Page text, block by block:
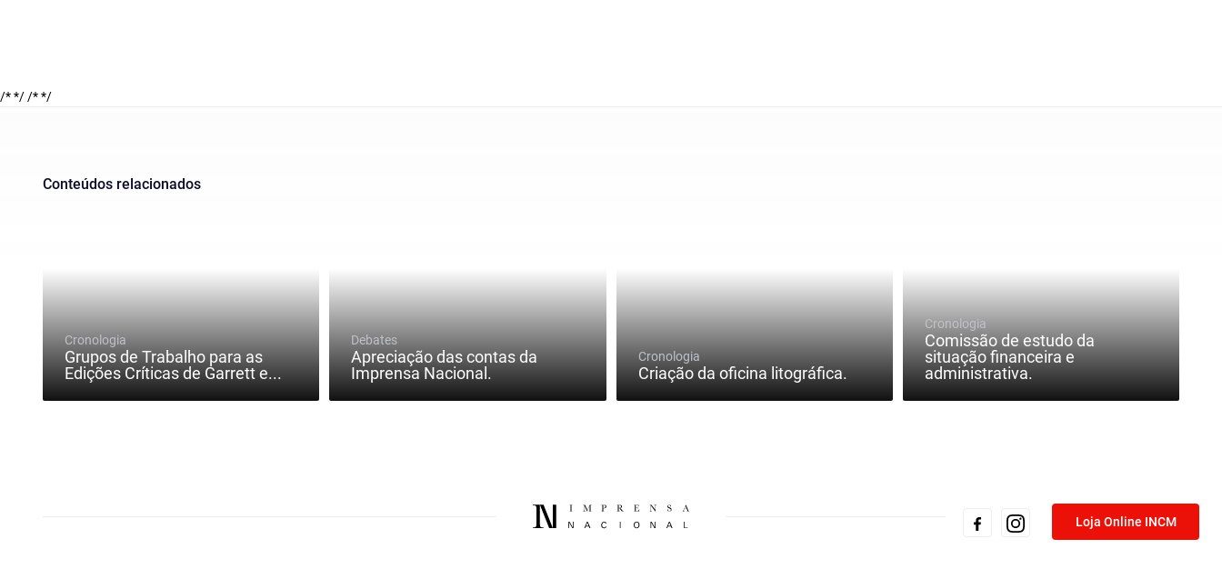
/* *//* */
Conteúdos relacionados
Cronologia
Grupos de Trabalho para as
Edições Críticas de Garrett e...
Debates
Apreciação das contas da
Imprensa Nacional.
Cronologia
Criação da oficina litográfica.
Cronologia
Comissão de estudo da
situação financeira e
administrativa.
Loja Online INCM